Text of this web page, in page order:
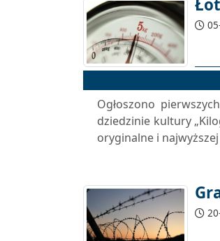
Ogłoszono
dziedzinie kultury
oryginalne i